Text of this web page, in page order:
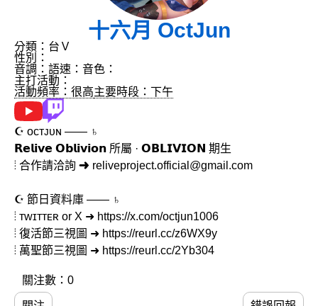
十六月 OctJun
分類：台Ｖ
性別：
音調： 語速： 音色：
主打活動：
活動頻率：很高主要時段：下午
☪︎ ᴏᴄᴛᴊᴜɴ —— ♄
𝗥𝗲𝗹𝗶𝘃𝗲 𝗢𝗯𝗹𝗶𝘃𝗶𝗼𝗻 所屬 · 𝗢𝗕𝗟𝗜𝗩𝗜𝗢𝗡 期生
⦙ 合作請洽詢 ➜ reliveproject.official@gmail.com
☪︎ 節日資料庫 —— ♄
⦙ ᴛᴡɪᴛᴛᴇʀ or X ➜ https://x.com/octjun1006
⦙ 復活節三視圖 ➜ https://reurl.cc/z6WX9y
⦙ 萬聖節三視圖 ➜ https://reurl.cc/2Yb304
關注數：0